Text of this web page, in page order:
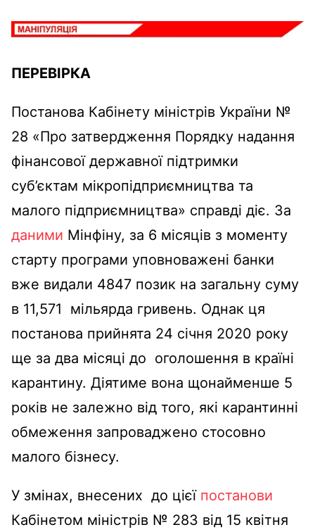
ПЕРЕВІРКА
Постанова Кабінету міністрів України №
28 «Про затвердження Порядку надання
фінансової державної підтримки
суб’єктам мікропідприємництва та
малого підприємництва» справді діє. За
даними Мінфіну, за 6 місяців з моменту
старту програми уповноважені банки
вже видали 4847 позик на загальну суму
в 11,571 мільярда гривень. Однак ця
постанова прийнята 24 січня 2020 року
ще за два місяці до оголошення в країні
карантину. Діятиме вона щонайменше 5
років не залежно від того, які карантинні
обмеження запроваджено стосовно
малого бізнесу.
У змінах, внесених до цієї постанови
Кабінетом міністрів № 283 від 15 квітня